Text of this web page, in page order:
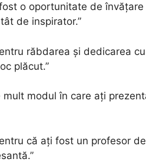
o oportunitate de
de inspirator.”
răbdarea și dedicarea
plăcut.”
mult modul în care ați
că ați fost un profesor